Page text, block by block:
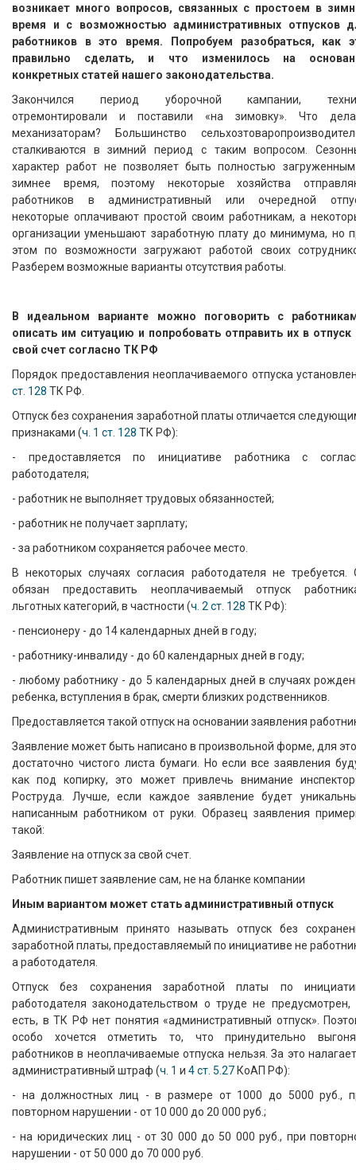
возникает много вопросов, связанных с простоем в
время и с возможностью административных отпусков
работников в это время. Попробуем разобраться, как
правильно сделать, и что изменилось на
конкретных статей нашего законодательства.
Закончился период уборочной кампании,
отремонтировали и поставили «на зимовку». Что
механизаторам? Большинство
сталкиваются в зимний период с таким вопросом.
характер работ не позволяет быть полностью
зимнее время, поэтому некоторые хозяйства
работников в административный или очередной
некоторые оплачивают простой своим работникам, а
организации уменьшают заработную плату до минимума, но
этом по возможности загружают работой своих
Разберем возможные варианты отсутствия работы.
В идеальном варианте можно поговорить с
описать им ситуацию и попробовать отправить их в отпуск
свой счет согласно ТК РФ
Порядок предоставления неоплачиваемого отпуска
ст. 128 ТК РФ.
Отпуск без сохранения заработной платы отличается
признаками (ч. 1 ст. 128 ТК РФ):
- предоставляется по инициативе работника с
работодателя;
- работник не выполняет трудовых обязанностей;
- работник не получает зарплату;
- за работником сохраняется рабочее место.
В некоторых случаях согласия работодателя не требуется.
обязан предоставить неоплачиваемый отпуск
льготных категорий, в частности (ч. 2 ст. 128 ТК РФ):
- пенсионеру - до 14 календарных дней в году;
- работнику-инвалиду - до 60 календарных дней в году;
- любому работнику - до 5 календарных дней в случаях
ребенка, вступления в брак, смерти близких родственников.
Предоставляется такой отпуск на основании заявления
Заявление может быть написано в произвольной форме, для
достаточно чистого листа бумаги. Но если все заявления
как под копирку, это может привлечь внимание
Роструда. Лучше, если каждое заявление будет
написанным работником от руки. Образец заявления
такой:
Заявление на отпуск за свой счет.
Работник пишет заявление сам, не на бланке компании
Иным вариантом может стать административный отпуск
Административным принято называть отпуск без
заработной платы, предоставляемый по инициативе не
а работодателя.
Отпуск без сохранения заработной платы по
работодателя законодательством о труде не предусмотрен,
есть, в ТК РФ нет понятия «административный отпуск».
особо хочется отметить то, что принудительно
работников в неоплачиваемые отпуска нельзя. За это
административный штраф (ч. 1 и 4 ст. 5.27 КоАП РФ):
- на должностных лиц - в размере от 1000 до 5000 руб.,
повторном нарушении - от 10 000 до 20 000 руб.;
- на юридических лиц - от 30 000 до 50 000 руб., при
нарушении - от 50 000 до 70 000 руб.